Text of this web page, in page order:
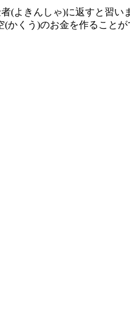
(よきんしゃ)に返すと習い
かくう)のお金を作ること